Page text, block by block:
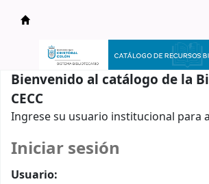
Catálogo en línea
Bienvenido al catálogo de la
CECC
Ingrese su usuario institucional para
Iniciar sesión
Usuario: